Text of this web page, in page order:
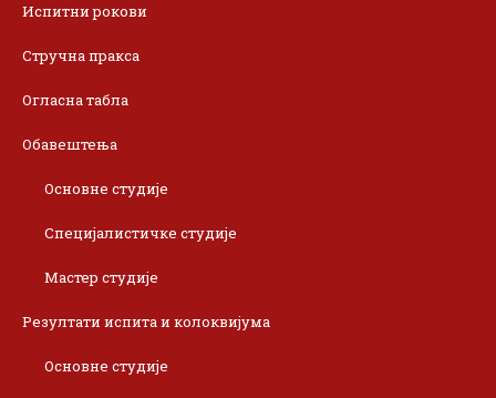
Испитни рокови
Стручна пракса
Огласна табла
Обавештења
Основне студије
Специјалистичке студије
Мастер студије
Резултати испита и колоквијума
Основне студије